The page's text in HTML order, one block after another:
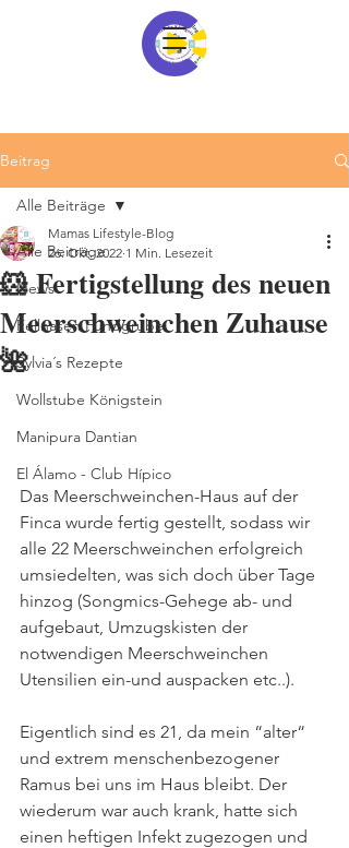
Beitrag
Alle Beiträge
News
Fellnasen Fundgrube
Sylvia´s Rezepte
Wollstube Königstein
Manipura Dantian
El Álamo - Club Hípico
Alle Beiträge
🐹 Fertigstellung des neuen
Meerschweinchen Zuhause
🌺
Mamas Lifestyle-Blog
26. Okt. 2022 1 Min. Lesezeit
Das Meerschweinchen-Haus auf der
Finca wurde fertig gestellt, sodass wir
alle 22 Meerschweinchen erfolgreich
umsiedelten, was sich doch über Tage
hinzog (Songmics-Gehege ab- und
aufgebaut, Umzugskisten der
notwendigen Meerschweinchen
Utensilien ein-und auspacken etc..).
Eigentlich sind es 21, da mein “alter“
und extrem menschenbezogener
Ramus bei uns im Haus bleibt. Der
wiederum war auch krank, hatte sich
einen heftigen Infekt zugezogen und